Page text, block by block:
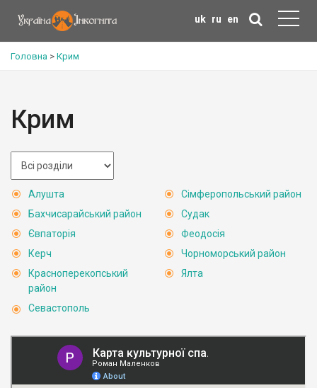
uk ru en
Головна > Крим
Крим
Алушта
Бахчисарайський район
Євпаторія
Керч
Красноперекопський
район
Севастополь
Сімферопольський район
Судак
Феодосія
Чорноморський район
Ялта